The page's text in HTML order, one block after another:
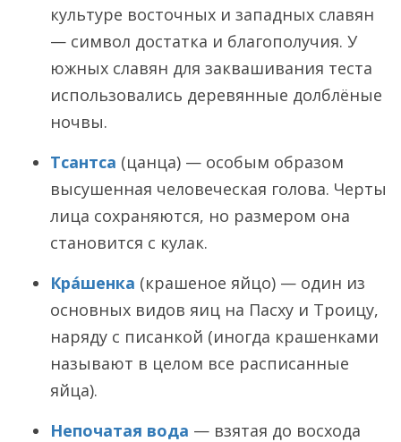
культуре восточных и западных славян
— символ достатка и благополучия. У
южных славян для заквашивания теста
использовались деревянные долблёные
ночвы.
Тсантса (цанца) — особым образом
высушенная человеческая голова. Черты
лица сохраняются, но размером она
становится с кулак.
Кра́шенка (крашеное яйцо) — один из
основных видов яиц на Пасху и Троицу,
наряду с писанкой (иногда крашенками
называют в целом все расписанные
яйца).
Непочатая вода — взятая до восхода